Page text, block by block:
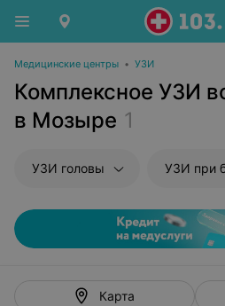
Медицинские центры • УЗИ
Комплексное УЗИ
в Мозыре 1
УЗИ головы УЗИ при
Карта